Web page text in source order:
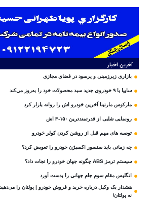
آخرین اخبار
بازاری زیرزمینی و پرسود در فضای مجازی
سایپا با ۹ خودروی جدید سبد محصولات خود را به‌روز می‌کند
مارکوس مارتینا آخرین خودرو اش را روانه بازار کرد
رونمایی شلبی از قدرتمندترین F-۱۵۰ اش
توصیه های مهم قبل از روشن کردن کولر خودرو
چه زمانی باید سنسور اکسیژن خودرو را تعویض کرد؟
سیستم ترمز ABS چگونه جهان خودرو را نجات داد؟
انگلیس مقام سوم جام‌ جهانی را بدست آورد
هشدار یک وکیل درباره خرید و فروش خودرو | پولتان را
نه پولتان!